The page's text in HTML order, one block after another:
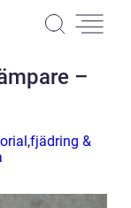
–
,fjädring &